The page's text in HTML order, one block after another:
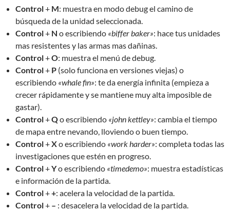
Control+ M: muestra en modo debug el camino de
búsqueda de la unidad seleccionada.
Control+ N o escribiendo «biffer baker»: hace tus unidades
mas resistentes y las armas mas dañinas.
Control+O: muestra el menú de debug.
Control+ P (solo funciona en versiones viejas) o
escribiendo «whale fin»: te da energía infinita (empieza a
crecer rápidamente y se mantiene muy alta imposible de
gastar).
Control+Qo escribiendo «john kettley»: cambia el tiempo
de mapa entre nevando, lloviendo o buen tiempo.
Control+Xo escribiendo «work harder»: completa todas las
investigaciones que estén en progreso.
Control+Yo escribiendo «timedemo»: muestra estadísticas
e información de la partida.
Control++: acelera la velocidad de la partida.
Control+ – : desacelera la velocidad de la partida.